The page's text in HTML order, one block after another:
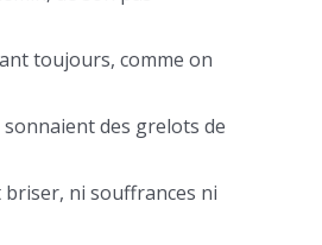
toujours, comme on
des grelots de
ni souffrances ni